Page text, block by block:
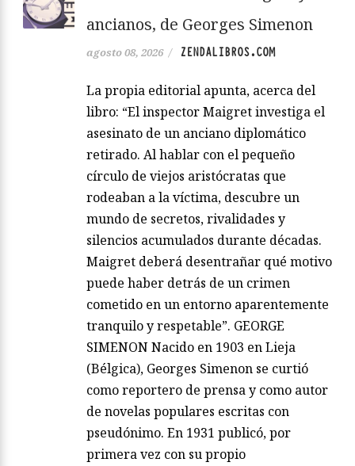
ancianos, de Georges Simenon
agosto 08, 2026 / ZENDALIBROS.COM
La propia editorial apunta, acerca del
libro: “El inspector Maigret investiga el
asesinato de un anciano diplomático
retirado. Al hablar con el pequeño
círculo de viejos aristócratas que
rodeaban a la víctima, descubre un
mundo de secretos, rivalidades y
silencios acumulados durante décadas.
Maigret deberá desentrañar qué motivo
puede haber detrás de un crimen
cometido en un entorno aparentemente
tranquilo y respetable”. GEORGE
SIMENON Nacido en 1903 en Lieja
(Bélgica), Georges Simenon se curtió
como reportero de prensa y como autor
de novelas populares escritas con
pseudónimo. En 1931 publicó, por
primera vez con su propio